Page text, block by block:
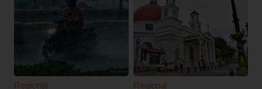
Regional Regional